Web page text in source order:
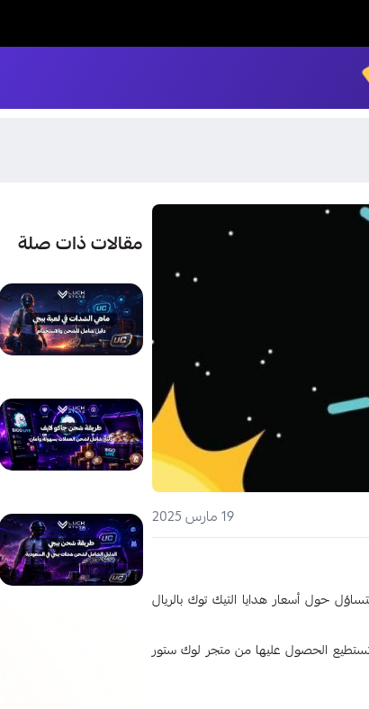
19 مارس 2025
حول أسعار هدايا التيك توك بالريال
تستطيع الحصول عليها من متجر لوك ستور
مقالات ذات صلة